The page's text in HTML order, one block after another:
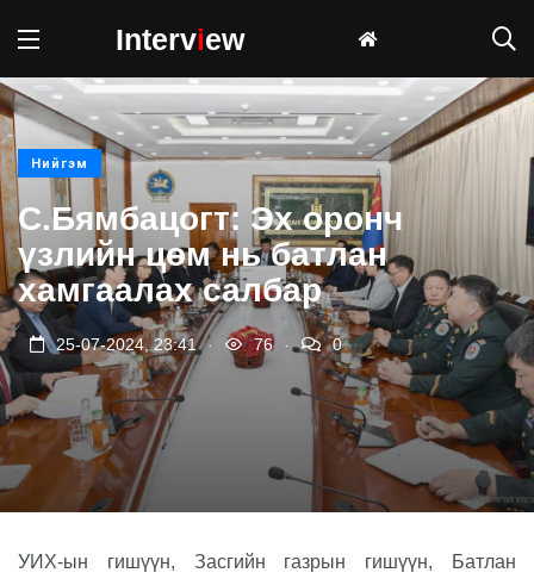
Interview
Нийгэм
С.Бямбацогт: Эх оронч
үзлийн цөм нь батлан
хамгаалах салбар
25-07-2024, 23:41 . 76 0
УИХ-ын гишүүн, Засгийн газрын гишүүн, Батлан